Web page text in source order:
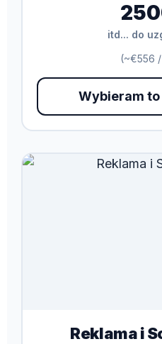
itd... do
(~€556
Wybieram
Reklama i